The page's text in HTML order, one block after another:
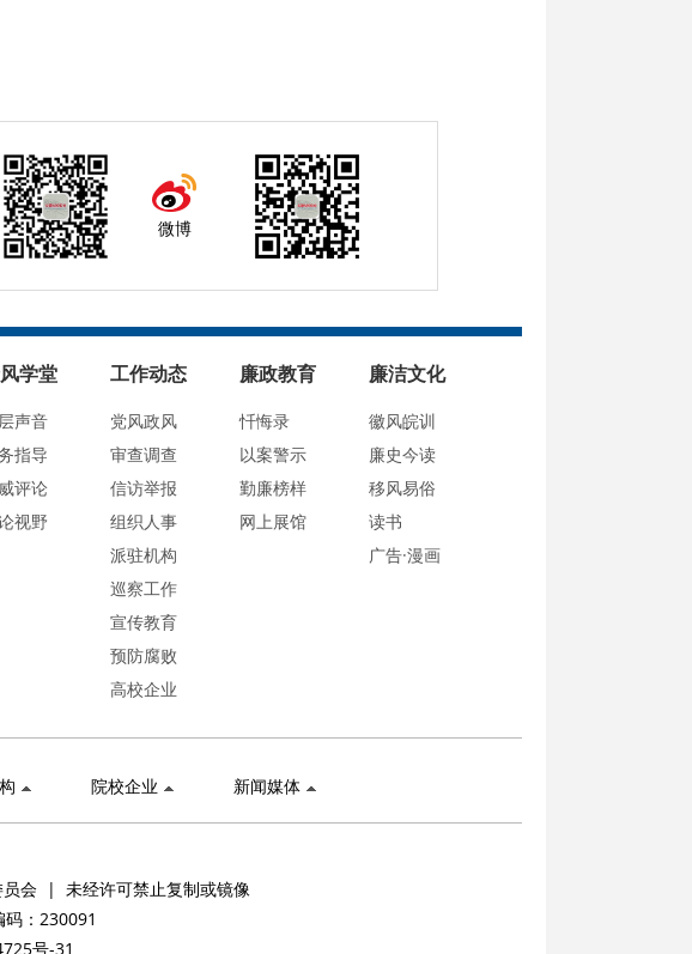
微博
学堂
声音
指导
评论
视野
工作动态
党风政风
审查调查
信访举报
组织人事
派驻机构
巡察工作
宣传教育
预防腐败
高校企业
廉政教育
忏悔录
以案警示
勤廉榜样
网上展馆
廉洁文化
徽风皖训
廉史今读
移风易俗
读书
广告·漫画
院校企业 新闻媒体
会 | 未经许可禁止复制或镜像
：230091
号-31